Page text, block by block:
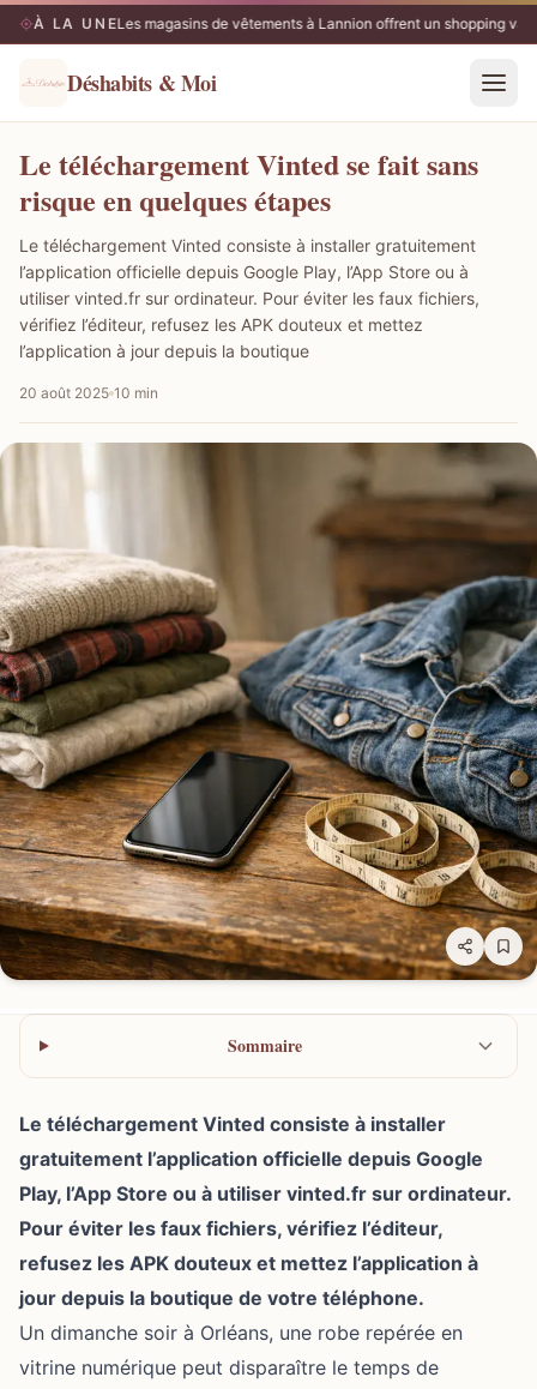
À LA UNE
10/08 Les magasins de vêtements à Lannion offrent un shopping
Déshabits & Moi
Le téléchargement Vinted se fait sans
risque en quelques étapes
Le téléchargement Vinted consiste à installer gratuitement
l’application officielle depuis Google Play, l’App Store ou à
utiliser vinted.fr sur ordinateur. Pour éviter les faux fichiers,
vérifiez l’éditeur, refusez les APK douteux et mettez
l’application à jour depuis la boutique
20 août 2025 10 min
Sommaire
Le téléchargement Vinted consiste à installer
gratuitement l’application officielle depuis Google
Play, l’App Store ou à utiliser vinted.fr sur ordinateur.
Pour éviter les faux fichiers, vérifiez l’éditeur,
refusez les APK douteux et mettez l’application à
jour depuis la boutique de votre téléphone.
Un dimanche soir à Orléans, une robe repérée en
vitrine numérique peut disparaître le temps de